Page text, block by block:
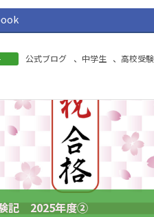
公式ブログ 、 中学生 、高校受
記 2025年度②